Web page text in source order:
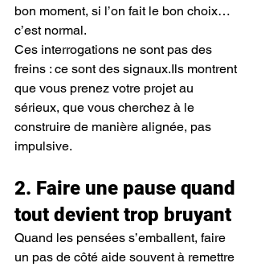
bon moment, si l’on fait le bon choix…
c’est normal.
Ces interrogations ne sont pas des
freins : ce sont des signaux.Ils montrent
que vous prenez votre projet au
sérieux, que vous cherchez à le
construire de manière alignée, pas
impulsive.
2. Faire une pause quand
tout devient trop bruyant
Quand les pensées s’emballent, faire
un pas de côté aide souvent à remettre